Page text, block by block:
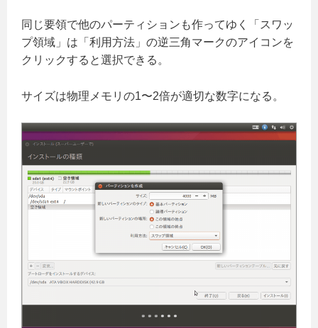
同じ要領で他のパーティションも作ってゆく「スワッ
プ領域」は「利用方法」の逆三角マークのアイコンを
クリックすると選択できる。
サイズは物理メモリの1〜2倍が適切な数字になる。